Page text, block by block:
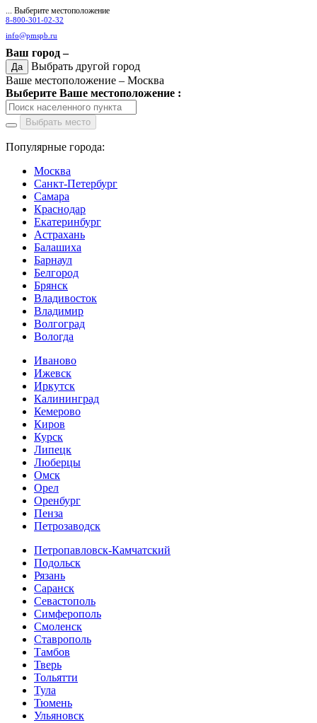
... Выберите местоположение
8-800-301-02-32
info@pmspb.ru
Ваш город –
Да
Выбрать другой город
Ваше местоположение – Москва
Выберите Ваше местоположение :
Выбрать место
Популярные города:
Москва
Санкт-Петербург
Самара
Краснодар
Екатеринбург
Астрахань
Балашиха
Барнаул
Белгород
Брянск
Владивосток
Владимир
Волгоград
Вологда
Иваново
Ижевск
Иркутск
Калининград
Кемерово
Киров
Курск
Липецк
Люберцы
Омск
Орел
Оренбург
Пенза
Петрозаводск
Петропавловск-Камчатский
Подольск
Рязань
Саранск
Севастополь
Симферополь
Смоленск
Ставрополь
Тамбов
Тверь
Тольятти
Тула
Тюмень
Ульяновск